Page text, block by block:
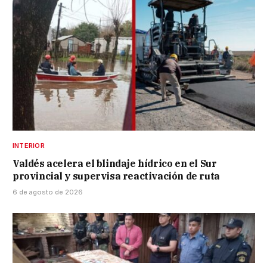
INTERIOR
Valdés acelera el blindaje hídrico en el Sur
provincial y supervisa reactivación de ruta
6 de agosto de 2026